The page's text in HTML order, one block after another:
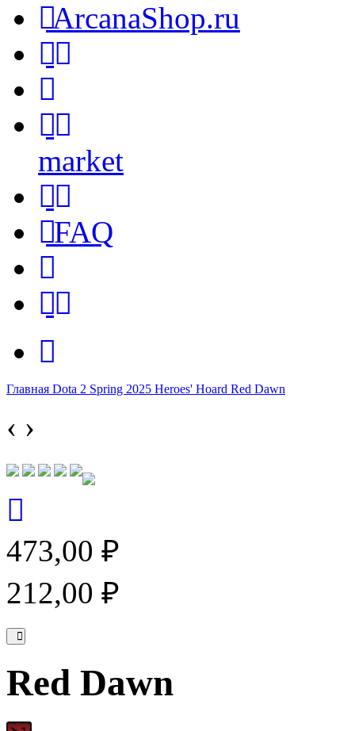
ArcanaShop.ru
market
FAQ
Главная Dota 2 Spring 2025 Heroes' Hoard Red Dawn
‹ ›
473,00 ₽
212,00 ₽
Red Dawn